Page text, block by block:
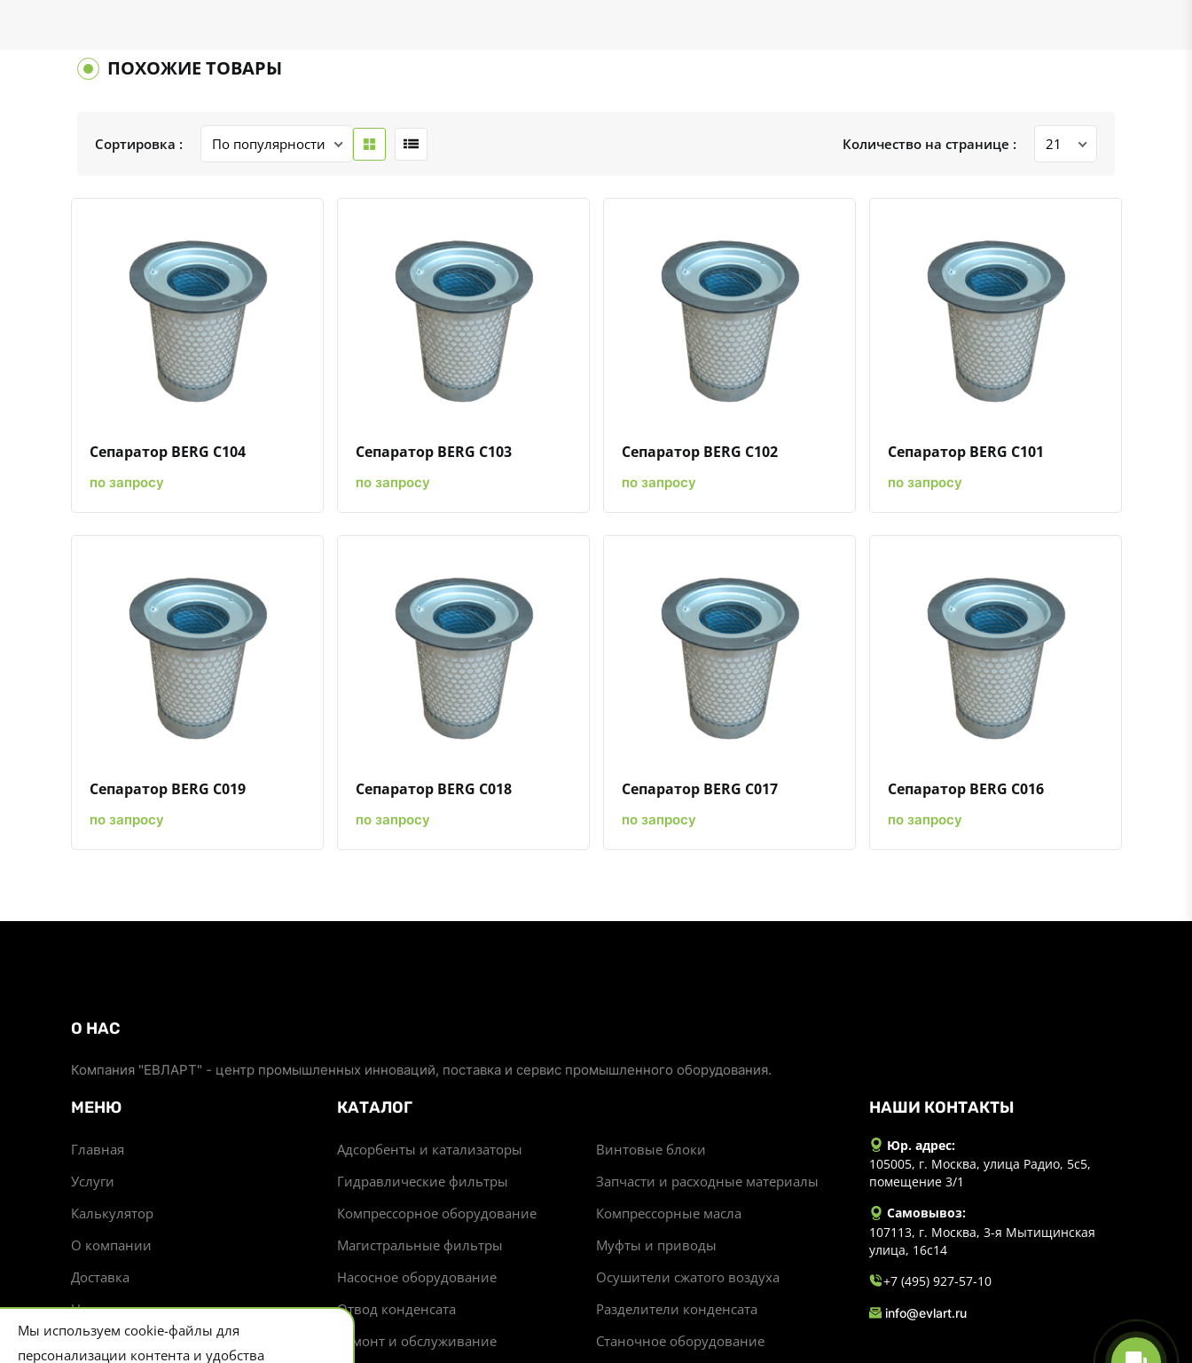
ПОХОЖИЕ ТОВАРЫ
Сортировка : Количество на странице :
Быстрый просмотрДобавить к сравнениюДобавить в избранное
Сепаратор BERG C104
по запросу
Быстрый просмотрДобавить к сравнениюДобавить в избранное
Сепаратор BERG C103
по запросу
Быстрый просмотрДобавить к сравнениюДобавить в избранное
Сепаратор BERG C102
по запросу
Быстрый просмотрДобавить к сравнениюДобавить в избранное
Сепаратор BERG C101
по запросу
Быстрый просмотрДобавить к сравнениюДобавить в избранное
Сепаратор BERG C019
по запросу
Быстрый просмотрДобавить к сравнениюДобавить в избранное
Сепаратор BERG C018
по запросу
Быстрый просмотрДобавить к сравнениюДобавить в избранное
Сепаратор BERG C017
по запросу
Быстрый просмотрДобавить к сравнениюДобавить в избранное
Сепаратор BERG C016
по запросу
О НАС
Компания "ЕВЛАРТ" - центр промышленных инноваций, поставка и сервис промышленного оборудования.
МЕНЮ
Главная
Услуги
Калькулятор
О компании
Доставка
Новости
Контакты
КАТАЛОГ
Адсорбенты и катализаторы
Винтовые блоки
Гидравлические фильтры
Запчасти и расходные материалы
Компрессорное оборудование
Компрессорные масла
Магистральные фильтры
Муфты и приводы
Насосное оборудование
Осушители сжатого воздуха
Отвод конденсата
Разделители конденсата
Ремонт и обслуживание
Станочное оборудование
НАШИ КОНТАКТЫ
Юр. адрес:
105005, г. Москва, улица Радио, 5с5,
помещение 3/1
Самовывоз:
107113, г. Москва, 3-я Мытищинская
улица, 16с14
+7 (495) 927-57-10
info@evlart.ru
Мы используем cookie-файлы для
персонализации контента и удобства